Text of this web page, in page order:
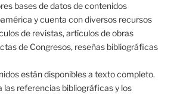
bases de datos de contenidos
y cuenta con diversos recursos
de revistas, artículos de obras
de Congresos, reseñas bibliográficas
están disponibles a texto completo.
las referencias bibliográficas y los